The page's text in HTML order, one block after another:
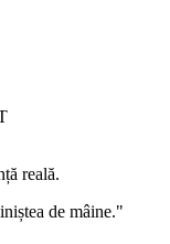
reală.
de mâine."